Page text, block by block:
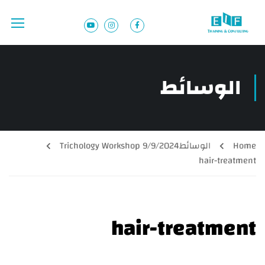
الوسائط
Home الوسائطTrichology Workshop 9/9/2024
hair-treatment
hair-treatment